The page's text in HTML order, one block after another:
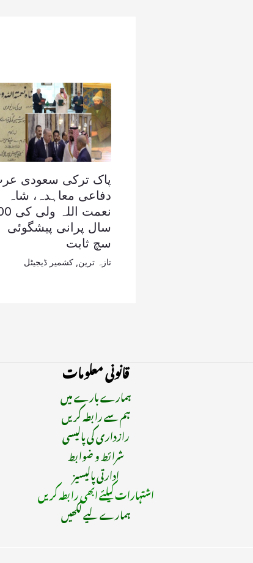
پاک ترکی سعودی
دفاعی معاہدہ، شاہ
نعمت
سال پرانی پیشگوئی
سچ ثابت
تازہ ترین کشمیر ڈیجیٹل
قانونی معلومات
ہمارے بارے میں
ہم سے رابطہ کریں
رازداری کی پالیسی
شرائط و ضوابط
ادارتی پالیسیز
اشتہارات کیلئے ابھی رابطہ کریں
ہمارے لیے لکھیں